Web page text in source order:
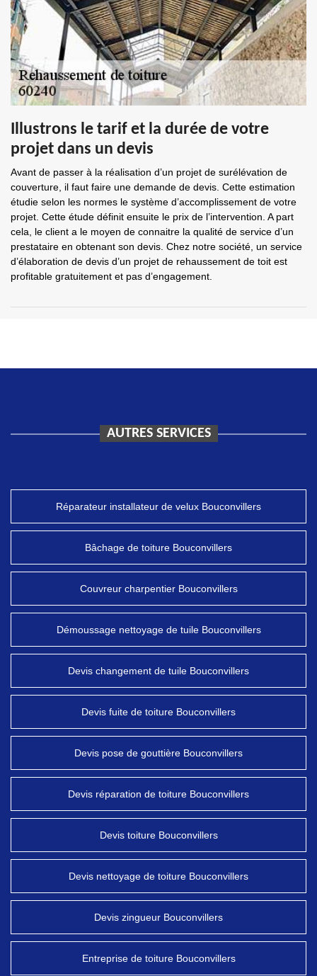
Illustrons le tarif et la durée de votre
projet dans un devis
Avant de passer à la réalisation d’un projet de surélévation de
couverture, il faut faire une demande de devis. Cette estimation
étudie selon les normes le système d’accomplissement de votre
projet. Cette étude définit ensuite le prix de l’intervention. A part
cela, le client a le moyen de connaitre la qualité de service d’un
prestataire en obtenant son devis. Chez notre société, un service
d’élaboration de devis d’un projet de rehaussement de toit est
profitable gratuitement et pas d’engagement.
AUTRES SERVICES
Réparateur installateur de velux Bouconvillers
Bâchage de toiture Bouconvillers
Couvreur charpentier Bouconvillers
Démoussage nettoyage de tuile Bouconvillers
Devis changement de tuile Bouconvillers
Devis fuite de toiture Bouconvillers
Devis pose de gouttière Bouconvillers
Devis réparation de toiture Bouconvillers
Devis toiture Bouconvillers
Devis nettoyage de toiture Bouconvillers
Devis zingueur Bouconvillers
Entreprise de toiture Bouconvillers